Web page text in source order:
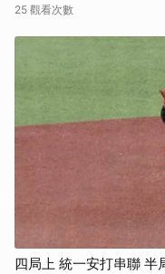
25 觀看次數
四局上 統一安打串聯 半